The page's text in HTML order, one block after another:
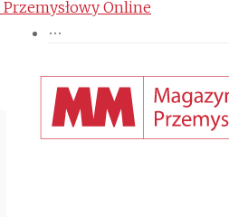
Online